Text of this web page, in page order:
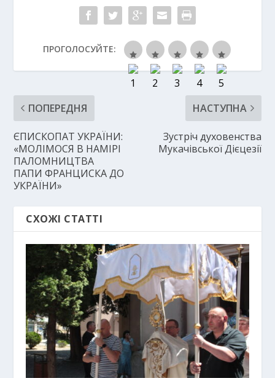
ПРОГОЛОСУЙТЕ:
ПОПЕРЕДНЯ
ЄПИСКОПАТ УКРАЇНИ:
«МОЛІМОСЯ В НАМІРІ
ПАЛОМНИЦТВА
ПАПИ ФРАНЦИСКА ДО
УКРАЇНИ»
НАСТУПНА
Зустріч духовенства
Мукачівської Дієцезії
СХОЖІ СТАТТІ